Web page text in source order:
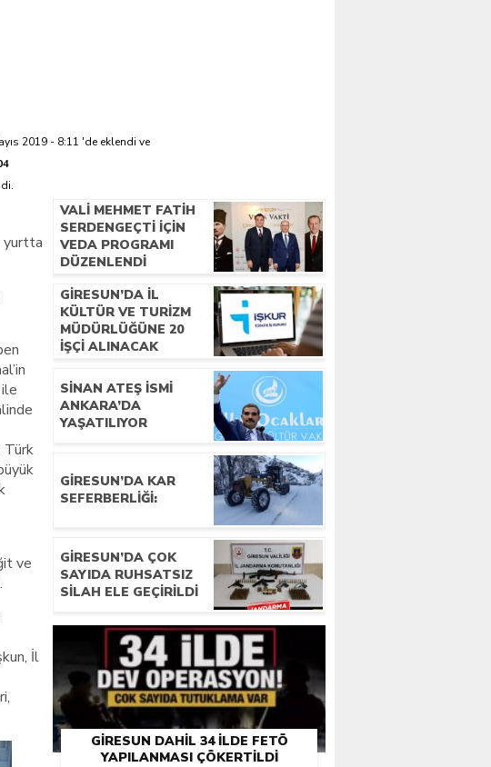
2019 - 8:11 'de eklendi ve
yurtta
Türk
ve
İl
VALI MEHMET FATIH
SERDENGEÇTI İÇIN
VEDA PROGRAMI
DÜZENLENDI
GIRESUN’DA İL
KÜLTÜR VE TURIZM
MÜDÜRLÜĞÜNE 20
İŞÇI ALINACAK
SINAN ATEŞ İSMI
ANKARA’DA
YAŞATILIYOR
GIRESUN’DA KAR
SEFERBERLIĞI:
GIRESUN’DA ÇOK
SAYIDA RUHSATSIZ
SILAH ELE GEÇIRILDI
GIRESUN DAHIL 34 ILDE FETÖ
YAPILANMASI ÇÖKERTILDI